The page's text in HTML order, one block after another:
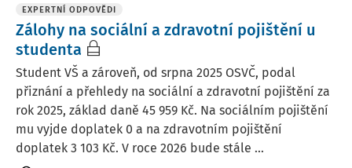
EXPERTNÍ ODPOVĚDI
Zálohy na sociální a zdravotní pojištění u
studenta
Student VŠ a zároveň, od srpna 2025 OSVČ, podal
přiznání a přehledy na sociální a zdravotní pojištění za
rok 2025, základ daně 45 959 Kč. Na sociálním pojištění
mu vyjde doplatek 0 a na zdravotním pojištění
doplatek 3 103 Kč. V roce 2026 bude stále ...